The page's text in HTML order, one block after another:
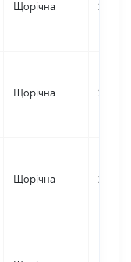
Щорічна 2022
Щорічна 2021
Щорічна 2020